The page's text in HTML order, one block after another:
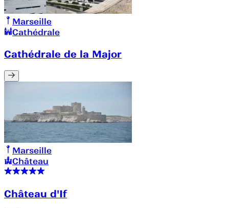
Marseille
Cathédrale
Cathédrale de la Major
Marseille
Château
Château d'If